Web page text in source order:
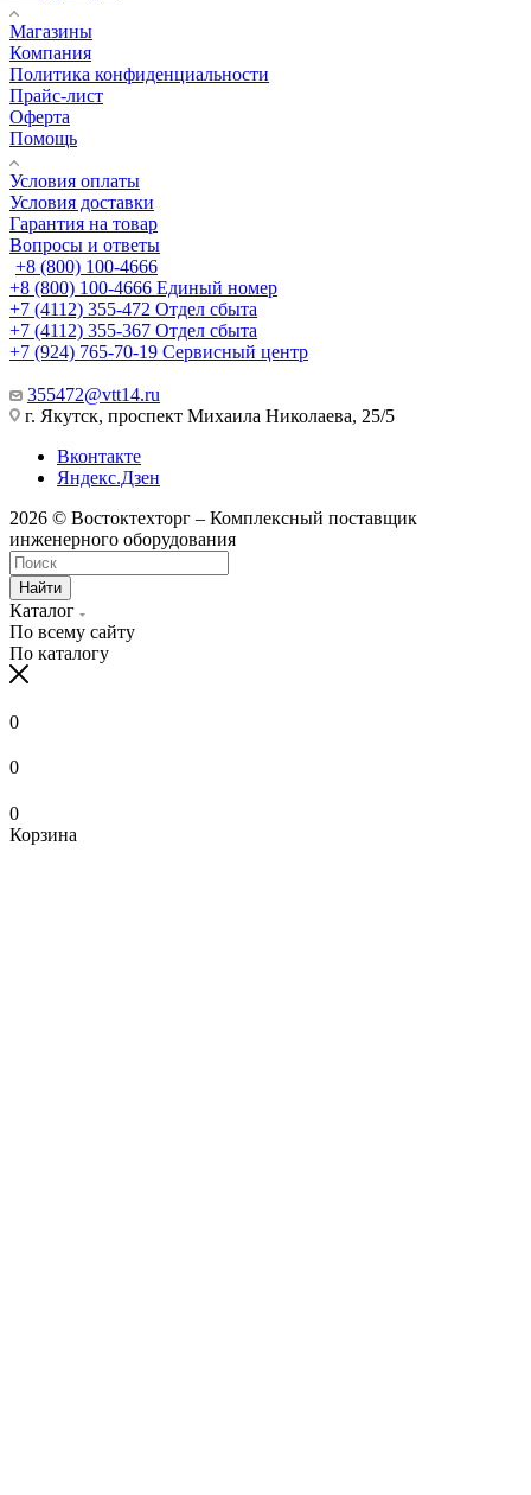
Магазины
Компания
Политика конфиденциальности
Прайс-лист
Оферта
Помощь
Условия оплаты
Условия доставки
Гарантия на товар
Вопросы и ответы
+8 (800) 100-4666
+8 (800) 100-4666 Единый номер
+7 (4112) 355-472 Отдел сбыта
+7 (4112) 355-367 Отдел сбыта
+7 (924) 765-70-19 Сервисный центр
355472@vtt14.ru
г. Якутск, проспект Михаила Николаева, 25/5
Вконтакте
Яндекс.Дзен
2026 © Востоктехторг – Комплексный поставщик
инженерного оборудования
Найти
Каталог
По всему сайту
По каталогу
0
0
0
Корзина